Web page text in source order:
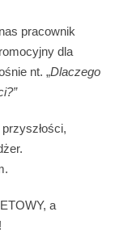
pracownik
dla
nt. „Dlaczego
a